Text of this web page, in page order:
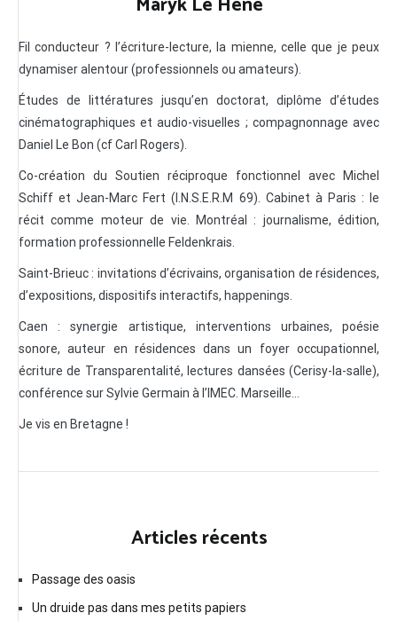
Fil conducteur ? l’écriture-lecture, la mienne, celle que je peux
dynamiser alentour (professionnels ou amateurs).
Études de littératures jusqu’en doctorat, diplôme d’études
cinématographiques et audio-visuelles ; compagnonnage avec
Daniel Le Bon (cf Carl Rogers).
Co-création du Soutien réciproque fonctionnel avec Michel
Schiff et Jean-Marc Fert (I.N.S.E.R.M 69). Cabinet à Paris : le
récit comme moteur de vie. Montréal : journalisme, édition,
formation professionnelle Feldenkrais.
Saint-Brieuc : invitations d’écrivains, organisation de résidences,
d’expositions, dispositifs interactifs, happenings.
Caen : synergie artistique, interventions urbaines, poésie
sonore, auteur en résidences dans un foyer occupationnel,
écriture de Transparentalité, lectures dansées (Cerisy-la-salle),
conférence sur Sylvie Germain à l’IMEC. Marseille…
Je vis en Bretagne !
Articles récents
Passage des oasis
Un druide pas dans mes petits papiers